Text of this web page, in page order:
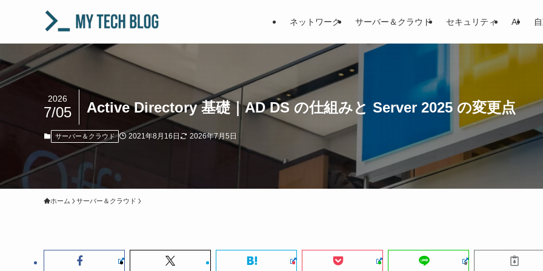
ネットワーク サーバー＆クラウド セキュリティ AI
Active Directory 基礎｜AD DS の仕組みと Server 2025 の変更点
2026
7/05
サーバー＆クラウド 2021年8月16日 2026年7月5日
ホーム サーバー＆クラウド